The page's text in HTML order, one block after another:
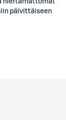
hiertämättömät
päivittäiseen